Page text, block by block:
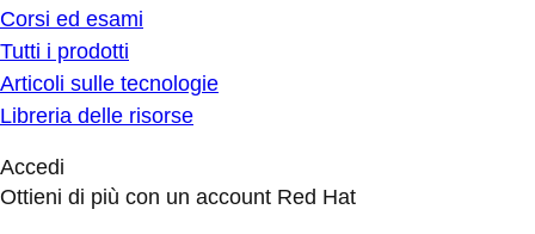
Corsi ed esami
Tutti i prodotti
Articoli sulle tecnologie
Libreria delle risorse
Accedi
Ottieni di più con un account Red Hat